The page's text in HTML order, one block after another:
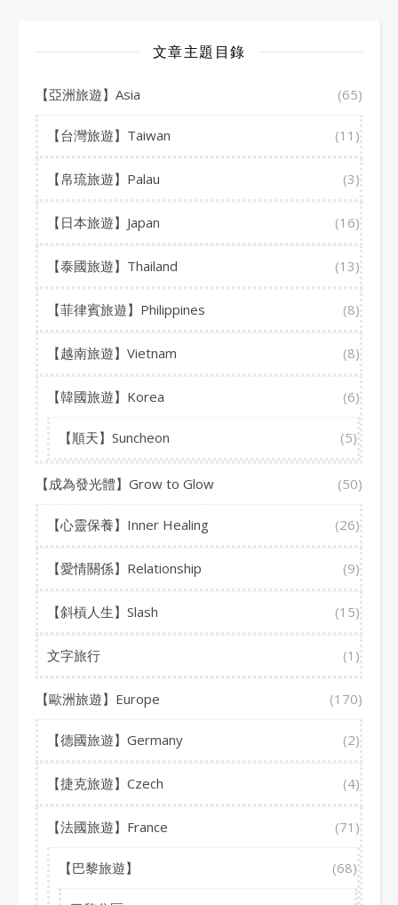
文章主題目錄
【亞洲旅遊】Asia (65)
【台灣旅遊】Taiwan (11)
【帛琉旅遊】Palau (3)
【日本旅遊】Japan (16)
【泰國旅遊】Thailand (13)
【菲律賓旅遊】Philippines (8)
【越南旅遊】Vietnam (8)
【韓國旅遊】Korea (6)
【順天】Suncheon (5)
【成為發光體】Grow to Glow (50)
【心靈保養】Inner Healing (26)
【愛情關係】Relationship (9)
【斜槓人生】Slash (15)
文字旅行 (1)
【歐洲旅遊】Europe (170)
【德國旅遊】Germany (2)
【捷克旅遊】Czech (4)
【法國旅遊】France (71)
【巴黎旅遊】 (68)